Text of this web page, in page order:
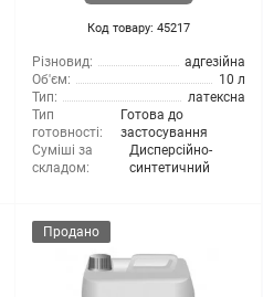
Код товару: 45217
Різновид:
адгезійна
Об'єм:
10 л
Тип:
латексна
Тип
готовності:
Готова до
застосування
Суміші за
складом:
Дисперсійно-
синтетичний
Продано